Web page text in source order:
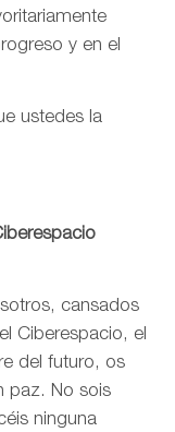
y en el
ustedes la
cansados
Ciberespacio, el
del futuro, os
paz. No sois
ninguna